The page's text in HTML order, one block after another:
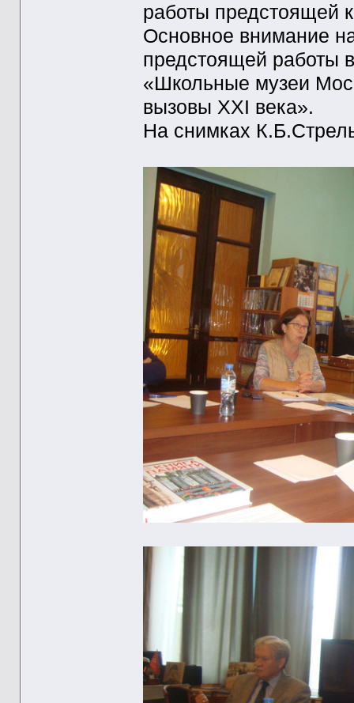
работы предстоящей
Основное внимание
предстоящей работы
«Школьные музеи
вызовы XXI века».
На снимках